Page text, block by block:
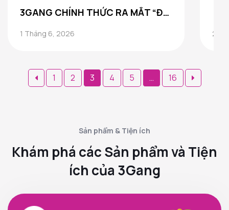
3GANG CHÍNH THỨC RA MẮT “ĐẢO KHO BÁU” – KỶ NGUYÊN THỊNH VƯỢNG TỪ 1/6/2026
1 Tháng 6, 2026 24
Phân
trang
1 2 3 4 5 … 16
Sản phẩm & Tiện ích
Khám phá các Sản phẩm và Tiện
ích của 3Gang